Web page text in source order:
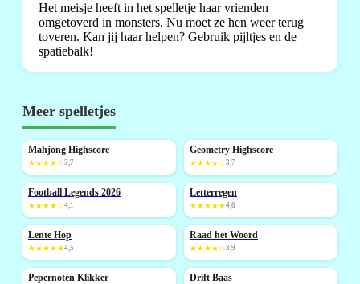
Het meisje heeft in het spelletje haar vrienden
omgetoverd in monsters. Nu moet ze hen weer terug
toveren. Kan jij haar helpen? Gebruik pijltjes en de
spatiebalk!
Meer spelletjes
NIEUW
Mahjong Highscore
★★★★☆3,7
NIEUW
Geometry Highscore
★★★★☆3,7
NIEUW
Football Legends 2026
★★★★☆4,1
NIEUW
Letterregen
★★★★★4,6
NIEUW
Lente Hop
★★★★★4,5
Raad het Woord
★★★★☆3,9
NIEUW
Pepernoten Klikker Drift Baas